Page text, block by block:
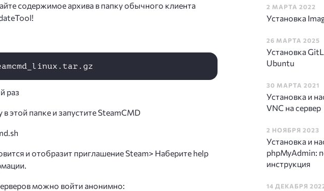
содержимое архива в папку обычного клиента
раз
этой папке и запустите SteamCMD
и отобразит приглашение Steam> Наберите help
можно войти анонимно:
2 МАРТА 2022
Установка
26 МАРТА 2025
Установка
Ubuntu
30 МАРТА 2021
Установка и
VNC на сервер
2 НОЯБРЯ 2023
Установка и
phpMyAdmin:
инструкция
14 ДЕКАБРЯ